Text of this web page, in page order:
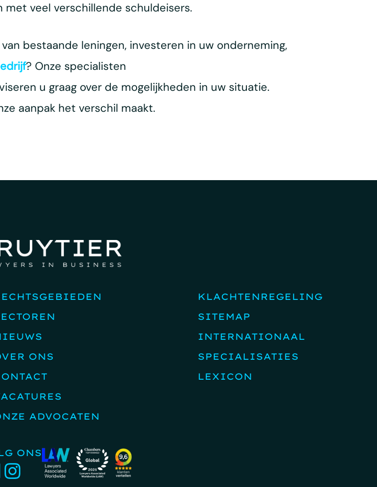
veel verschillende schuldeisers.
bestaande leningen, investeren in uw onderneming,
? Onze specialisten
u graag over de mogelijkheden in uw situatie.
aanpak het verschil maakt.
ONS
ADVOCATEN
KLACHTENREGELING
SITEMAP
INTERNATIONAAL
SPECIALISATIES
LEXICON
ONS